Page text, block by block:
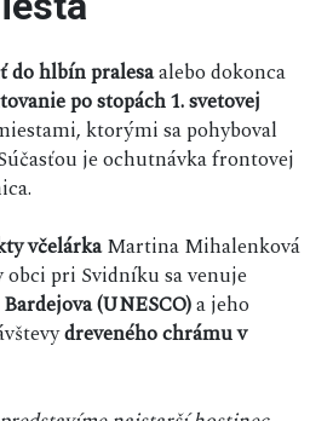
do hlbín pralesaalebo dokonca
po stopách 1. svetovej
ktorými sa pohyboval
je ochutnávka frontovej
včelárkaMartina Mihalenková
obci pri Svidníku sa venuje
(UNESCO)a jeho
dreveného chrámu v